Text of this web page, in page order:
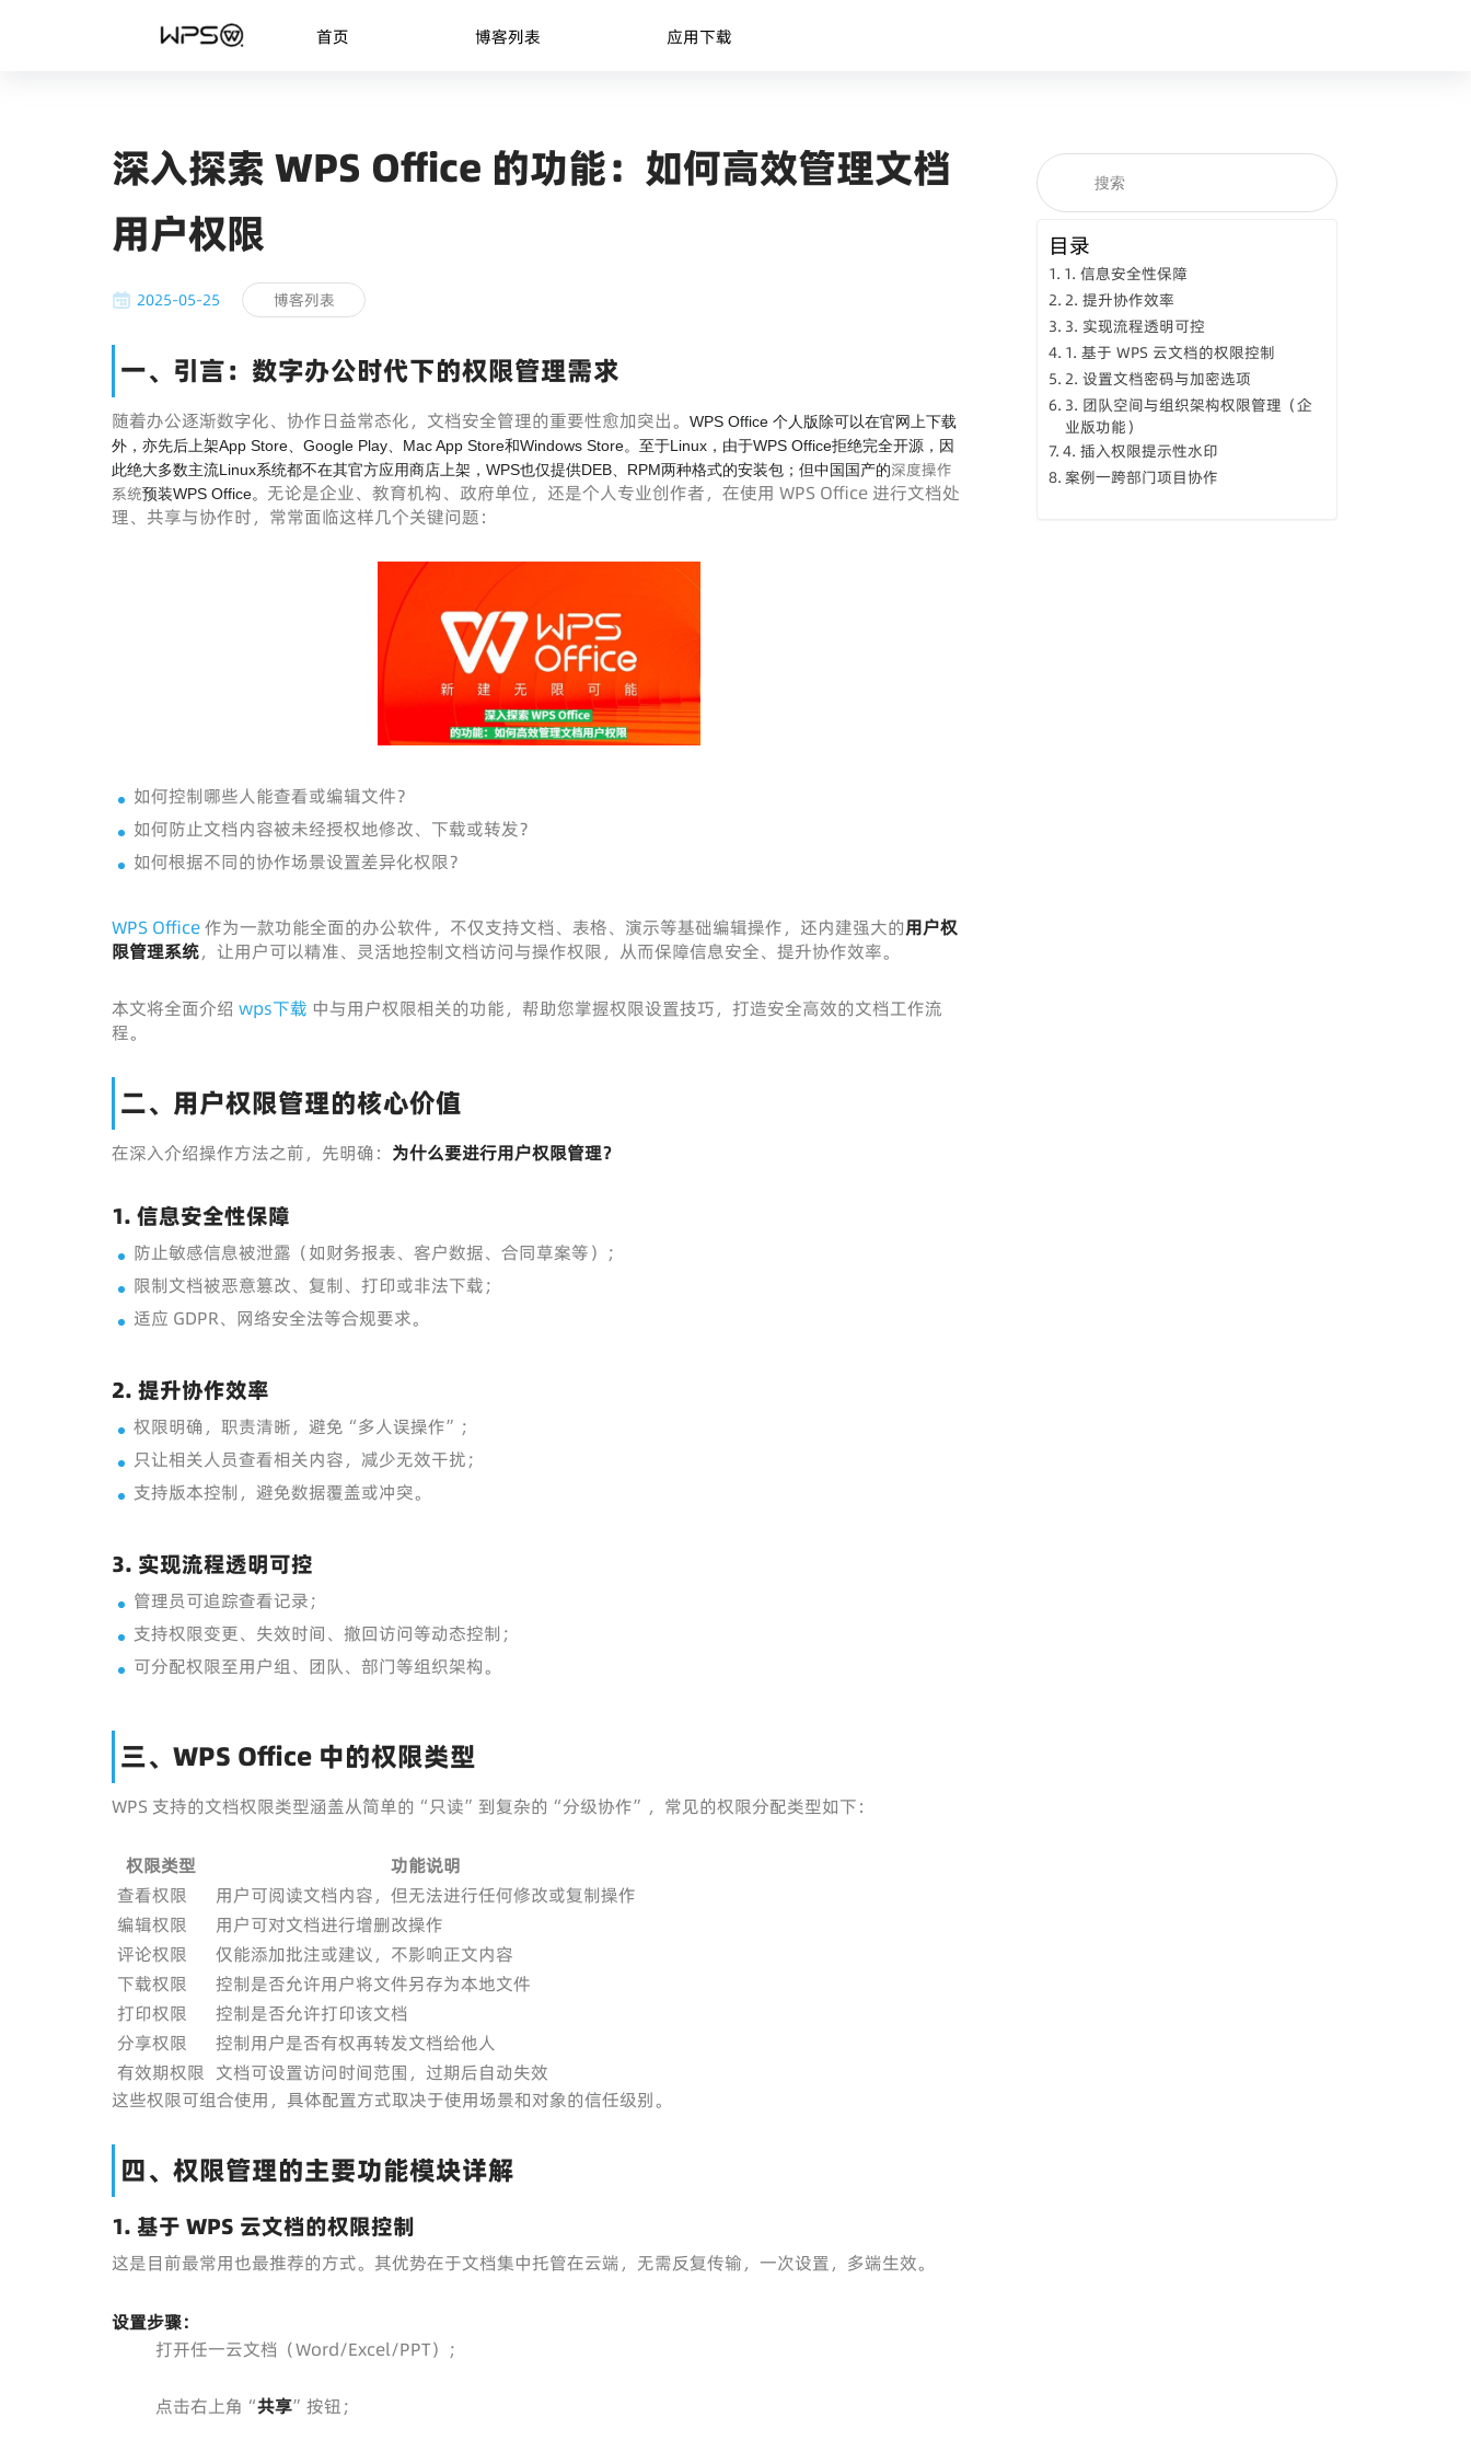
首页 博客列表 应用下载
深入探索 WPS Office 的功能：如何高效管理文档
用户权限
2025-05-25 博客列表
一、引言：数字办公时代下的权限管理需求
随着办公逐渐数字化、协作日益常态化，文档安全管理的重要性愈加突出。
WPS Office 个人版除可以在官网上下载
外，亦先后上架App Store、Google Play、Mac App Store和Windows Store。至于Linux，由于WPS Office拒绝完全开源，因
此绝大多数主流Linux系统都不在其官方应用商店上架，WPS也仅提供DEB、RPM两种格式的安装包；但中国国产的深度操作
系统预装WPS Office。 无论是企业、教育机构、政府单位，还是个人专业创作者，在使用 WPS Office 进行文档处
理、共享与协作时，常常面临这样几个关键问题：
如何控制哪些人能查看或编辑文件？
如何防止文档内容被未经授权地修改、下载或转发？
如何根据不同的协作场景设置差异化权限？
WPS Office作为一款功能全面的办公软件，不仅支持文档、表格、演示等基础编辑操作，还内建强大的用户权
限管理系统，让用户可以精准、灵活地控制文档访问与操作权限，从而保障信息安全、提升协作效率。
本文将全面介绍 wps下载 中与用户权限相关的功能，帮助您掌握权限设置技巧，打造安全高效的文档工作流
程。
二、用户权限管理的核心价值
在深入介绍操作方法之前，先明确： 为什么要进行用户权限管理？
1. 信息安全性保障
防止敏感信息被泄露（如财务报表、客户数据、合同草案等）；
限制文档被恶意篡改、复制、打印或非法下载；
适应 GDPR、网络安全法等合规要求。
2. 提升协作效率
权限明确，职责清晰，避免“多人误操作”；
只让相关人员查看相关内容，减少无效干扰；
支持版本控制，避免数据覆盖或冲突。
3. 实现流程透明可控
管理员可追踪查看记录；
支持权限变更、失效时间、撤回访问等动态控制；
可分配权限至用户组、团队、部门等组织架构。
三、WPS Office 中的权限类型
WPS 支持的文档权限类型涵盖从简单的“只读”到复杂的“分级协作”，常见的权限分配类型如下：
权限类型
功能说明
查看权限
用户可阅读文档内容，但无法进行任何修改或复制操作
编辑权限
用户可对文档进行增删改操作
评论权限
仅能添加批注或建议，不影响正文内容
下载权限
控制是否允许用户将文件另存为本地文件
打印权限
控制是否允许打印该文档
分享权限
控制用户是否有权再转发文档给他人
有效期权限 文档可设置访问时间范围，过期后自动失效
这些权限可组合使用，具体配置方式取决于使用场景和对象的信任级别。
四、权限管理的主要功能模块详解
1. 基于 WPS 云文档的权限控制
这是目前最常用也最推荐的方式。其优势在于文档集中托管在云端，无需反复传输，一次设置，多端生效。
设置步骤：
打开任一云文档（Word/Excel/PPT）；
点击右上角“共享”按钮；
目录
1. 信息安全性保障
2. 提升协作效率
3. 实现流程透明可控
1. 基于 WPS 云文档的权限控制
2. 设置文档密码与加密选项
3. 团队空间与组织架构权限管理（企
业版功能）
4. 插入权限提示性水印
案例一跨部门项目协作